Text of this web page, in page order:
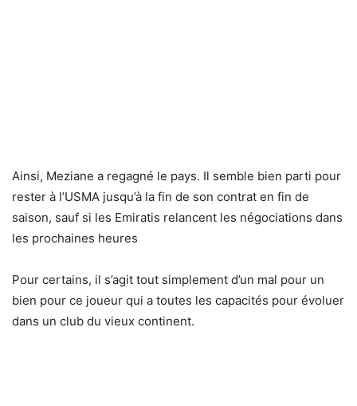
Ainsi, Meziane a regagné le pays. Il semble bien parti pour
rester à l’USMA jusqu’à la fin de son contrat en fin de
saison, sauf si les Emiratis relancent les négociations dans
les prochaines heures
Pour certains, il s’agit tout simplement d’un mal pour un
bien pour ce joueur qui a toutes les capacités pour évoluer
dans un club du vieux continent.